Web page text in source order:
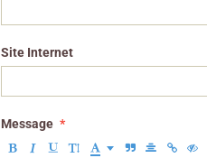
Site Internet
Message